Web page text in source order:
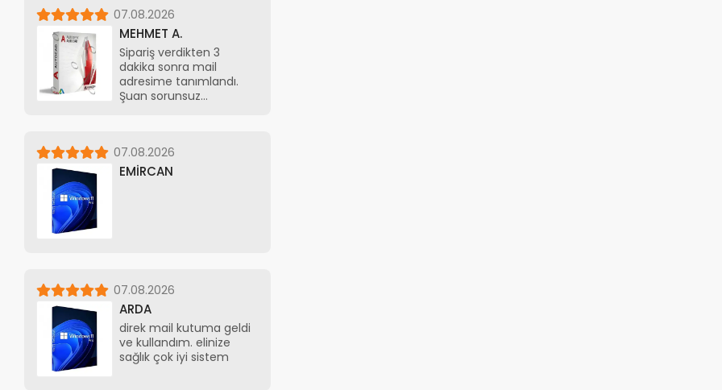
07.08.2026
MEHMET A.
Sipariş verdikten 3
dakika sonra mail
adresime tanımlandı.
Şuan sorunsuz
07.08.2026
EMİRCAN
07.08.2026
ARDA
direk mail kutuma geldi
ve kullandım. elinize
sağlık çok iyi sistem